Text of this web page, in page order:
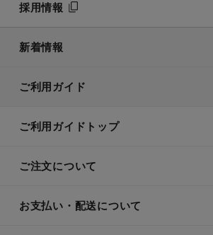
採用情報
新着情報
ご利用ガイド
ご利用ガイドトップ
ご注文について
お支払い・配送について